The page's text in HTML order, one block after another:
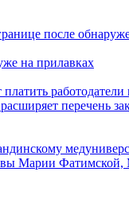
после
на прилавках
работодатели
перечень
Марии Фатимской,